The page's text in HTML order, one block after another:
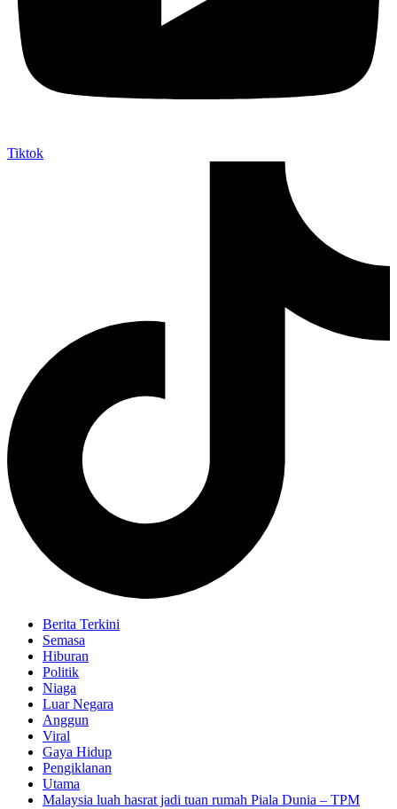
Tiktok
Berita Terkini
Semasa
Hiburan
Politik
Niaga
Luar Negara
Anggun
Viral
Gaya Hidup
Pengiklanan
Utama
Malaysia luah hasrat jadi tuan rumah Piala Dunia – TPM